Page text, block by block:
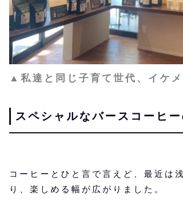
▲私達と同じ子育て世代、イケメ
スペシャルなバースコーヒー
コーヒーとひと言で言えど、最近は
り、楽しめる幅が広がりました。